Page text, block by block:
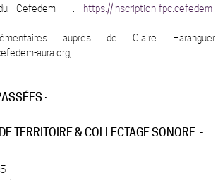
du Cefedem : https://inscription-fpc.cefedem-
auprès de Claire Haranguer
aura.org,
:
TERRITOIRE & COLLECTAGE SONORE -